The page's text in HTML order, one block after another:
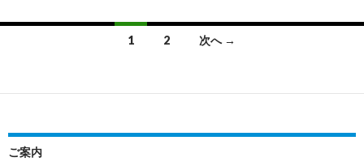
ナ
ゲ
1 2 次へ →
ご案内